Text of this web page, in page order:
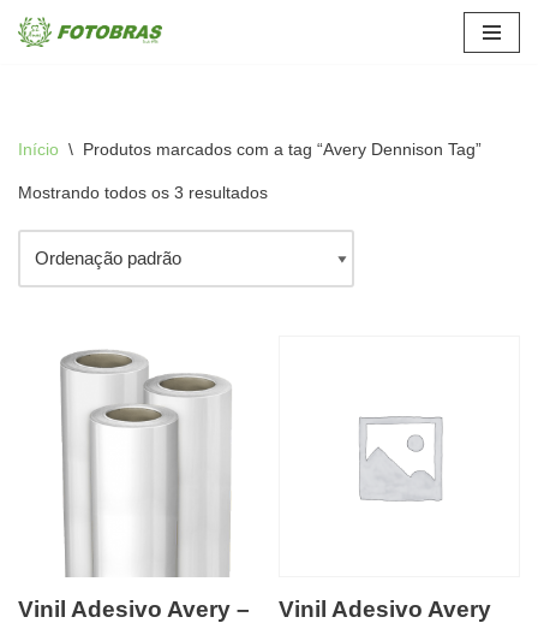
conteúdo
Início \ Produtos marcados com a tag “Avery Dennison Tag”
Mostrando todos os 3 resultados
Vinil Adesivo Avery –
Vinil Adesivo Avery